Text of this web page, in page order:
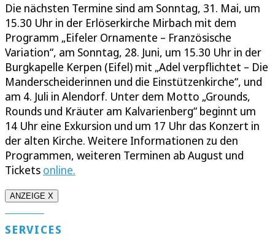
Die nächsten Termine sind am Sonntag, 31. Mai, um
15.30 Uhr in der Erlöserkirche Mirbach mit dem
Programm „Eifeler Ornamente – Französische
Variation“, am Sonntag, 28. Juni, um 15.30 Uhr in der
Burgkapelle Kerpen (Eifel) mit „Adel verpflichtet – Die
Manderscheiderinnen und die Einstützenkirche“, und
am 4. Juli in Alendorf. Unter dem Motto „Grounds,
Rounds und Kräuter am Kalvarienberg“ beginnt um
14 Uhr eine Exkursion und um 17 Uhr das Konzert in
der alten Kirche. Weitere Informationen zu den
Programmen, weiteren Terminen ab August und
Tickets online.
ANZEIGE X
SERVICES